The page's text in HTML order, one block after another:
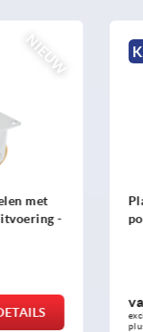
NIEUW
met
- inch
DETAILS